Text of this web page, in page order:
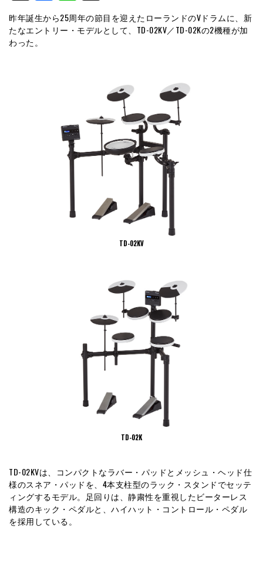
昨年誕生から25周年の節目を迎えたローランドのVドラムに、新
たなエントリー・モデルとして、TD-02KV／TD-02Kの2機種が加
わった。
TD-02KV
TD-02K
TD-02KVは、コンパクトなラバー・パッドとメッシュ・ヘッド仕
様のスネア・パッドを、4本支柱型のラック・スタンドでセッテ
ィングするモデル。足回りは、静粛性を重視したビーターレス
構造のキック・ペダルと、ハイハット・コントロール・ペダル
を採用している。